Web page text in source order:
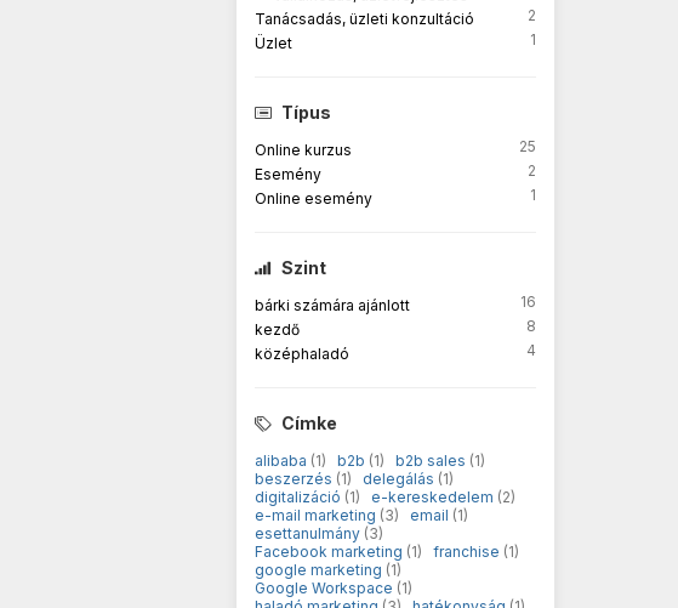
Tanácsadás, üzleti konzultáció
2
Üzlet
1
Típus
Online kurzus
25
Esemény
2
Online esemény
1
Szint
bárki számára ajánlott
16
kezdő
8
középhaladó
4
Címke
alibaba (1) b2b (1) b2b sales (1)
beszerzés (1) delegálás (1)
digitalizáció (1) e-kereskedelem (2)
e-mail marketing (3) email (1)
esettanulmány (3)
Facebook marketing (1) franchise (1)
google marketing (1)
Google Workspace (1)